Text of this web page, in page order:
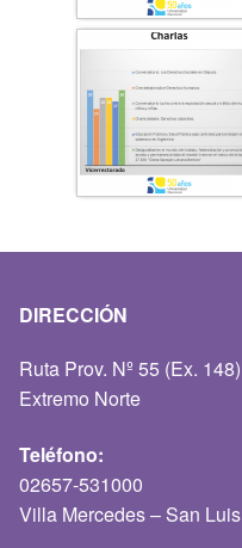
DIRECCIÓN
Ruta Prov. Nº 55 (Ex. 148)
Extremo Norte
Teléfono:
02657-531000
Villa Mercedes – San Luis